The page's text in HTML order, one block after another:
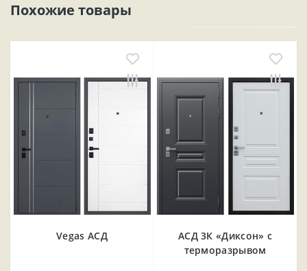
Похожие товары
Vegas АСД
АСД 3К «Диксон» с
терморазрывом